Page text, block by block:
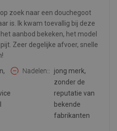
zoek naar een douchegoot
is. Ik kwam toevallig bij deze
aanbod bekeken, het model
Zeer degelijke afvoer, snelle
Nadelen:
jong merk,
zonder de
reputatie van
bekende
fabrikanten